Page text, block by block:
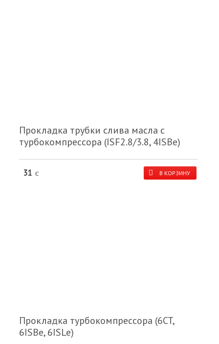
Прокладка трубки слива масла с
турбокомпрессора (ISF2.8/3.8, 4ISBe)
31 c В КОРЗИНУ
Прокладка турбокомпрессора (6CT,
6ISBe, 6ISLe)